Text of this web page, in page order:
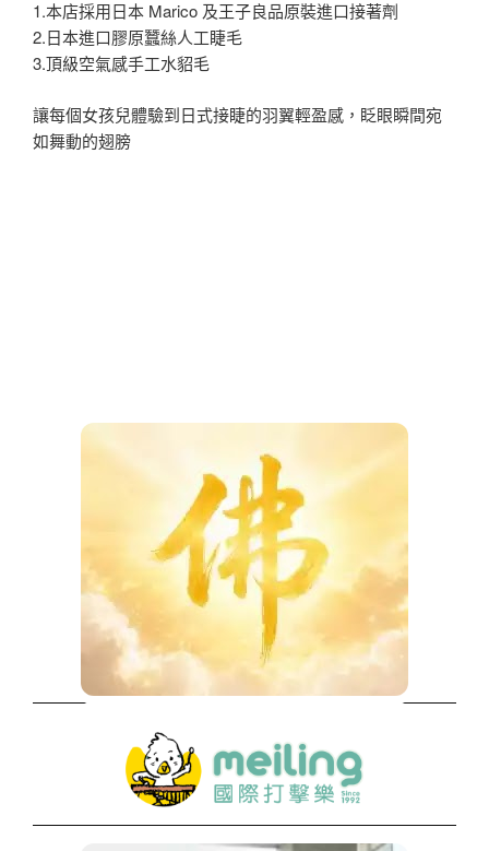
1.本店採用日本 Marico 及王子良品原裝進口接著劑
2.日本進口膠原蠶絲人工睫毛
3.頂級空氣感手工水貂毛
讓每個女孩兒體驗到日式接睫的羽翼輕盈感，眨眼瞬間宛
如舞動的翅膀